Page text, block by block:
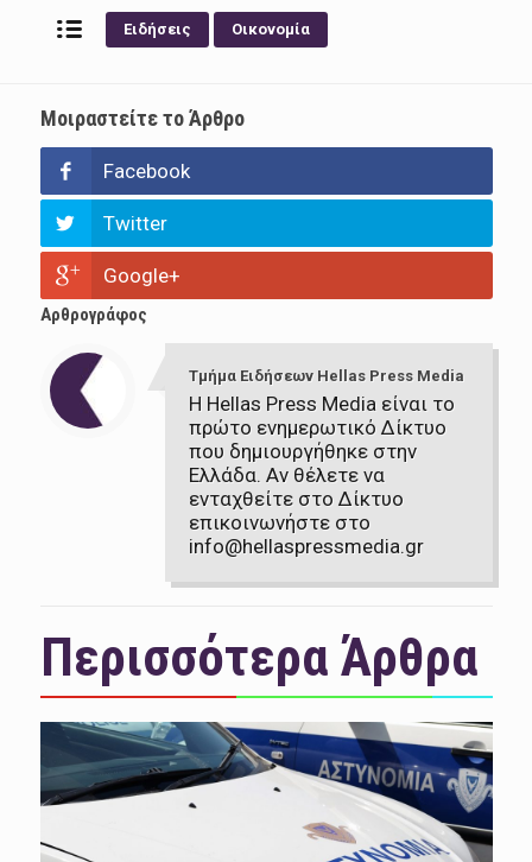
Ειδήσεις Οικονομία
Μοιραστείτε το Άρθρο
Facebook
Twitter
Google+
Αρθρογράφος
Τμήμα Ειδήσεων Hellas Press Media
Η Hellas Press Media είναι το
πρώτο ενημερωτικό Δίκτυο
που δημιουργήθηκε στην
Ελλάδα. Αν θέλετε να
ενταχθείτε στο Δίκτυο
επικοινωνήστε στο
info@hellaspressmedia.gr
Περισσότερα Άρθρα